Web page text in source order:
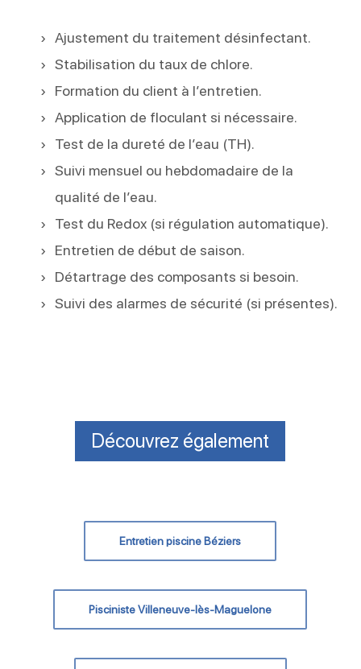
Ajustement du traitement désinfectant.
Stabilisation du taux de chlore.
Formation du client à l’entretien.
Application de floculant si nécessaire.
Test de la dureté de l’eau (TH).
Suivi mensuel ou hebdomadaire de la
qualité de l’eau.
Test du Redox (si régulation automatique).
Entretien de début de saison.
Détartrage des composants si besoin.
Suivi des alarmes de sécurité (si présentes).
Découvrez également
Entretien piscine Béziers
Pisciniste Villeneuve-lès-Maguelone